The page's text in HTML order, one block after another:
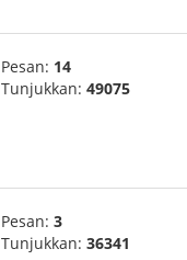
Pesan: 14
Tunjukkan: 49075
Pesan: 3
Tunjukkan: 36341